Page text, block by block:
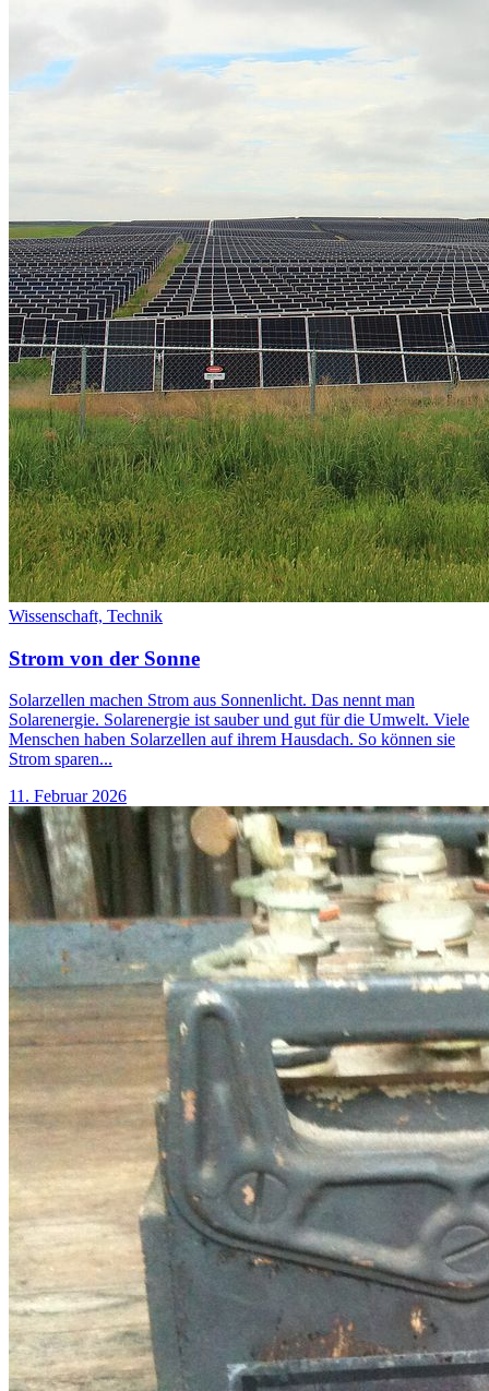
Wissenschaft, Technik
Strom von der Sonne
Solarzellen machen Strom aus Sonnenlicht. Das nennt man
Solarenergie. Solarenergie ist sauber und gut für die Umwelt. Viele
Menschen haben Solarzellen auf ihrem Hausdach. So können sie
Strom sparen...
11. Februar 2026